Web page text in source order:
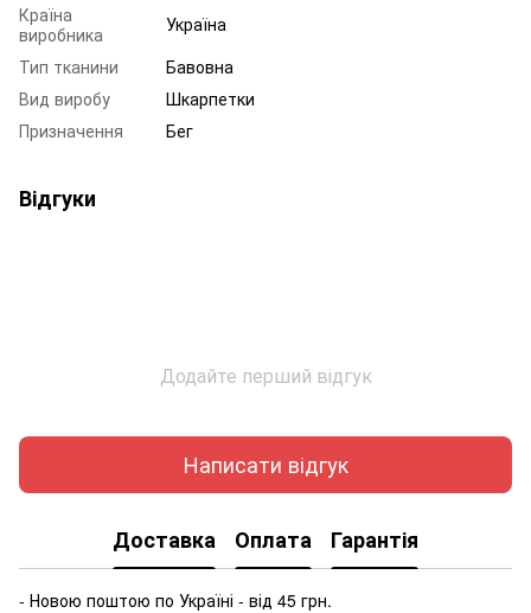
Країна
виробника
Україна
Тип тканини
Бавовна
Вид виробу
Шкарпетки
Призначення
Бег
Відгуки
Додайте перший відгук
Написати відгук
Доставка Оплата Гарантія
- Новою поштою по Україні - від 45 грн.